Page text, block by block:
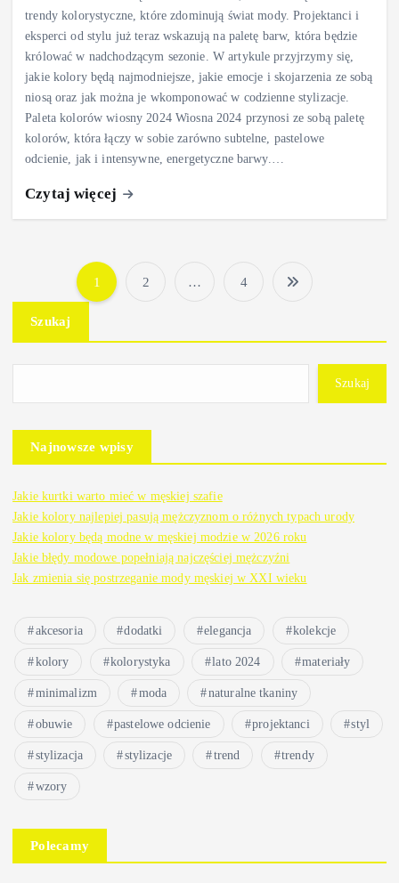
trendy kolorystyczne, które zdominują świat mody. Projektanci i
eksperci od stylu już teraz wskazują na paletę barw, która będzie
królować w nadchodzącym sezonie. W artykule przyjrzymy się,
jakie kolory będą najmodniejsze, jakie emocje i skojarzenia ze sobą
niosą oraz jak można je wkomponować w codzienne stylizacje.
Paleta kolorów wiosny 2024 Wiosna 2024 przynosi ze sobą paletę
kolorów, która łączy w sobie zarówno subtelne, pastelowe
odcienie, jak i intensywne, energetyczne barwy.…
Czytaj więcej
t
n
i
c
w
a
n
w
1 2 … 4
Szukaj
Szukaj
Najnowsze wpisy
Jakie kurtki warto mieć w męskiej szafie
Jakie kolory najlepiej pasują mężczyznom o różnych typach urody
Jakie kolory będą modne w męskiej modzie w 2026 roku
Jakie błędy modowe popełniają najczęściej mężczyźni
Jak zmienia się postrzeganie mody męskiej w XXI wieku
akcesoria dodatki elegancja kolekcje
kolory kolorystyka lato 2024 materiały
minimalizm moda naturalne tkaniny
obuwie pastelowe odcienie projektanci styl
stylizacja stylizacje trend trendy
wzory
Polecamy